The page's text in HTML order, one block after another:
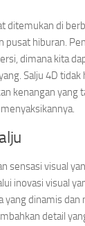
ditemukan di
pusat hiburan.
dimana kita
Salju 4D
kenangan yang
sensasi visual
inovasi visual
yang dinamis
detail